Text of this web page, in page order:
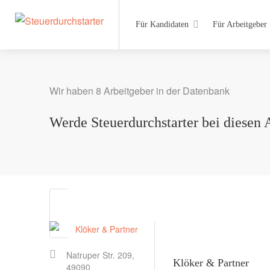
Für Kandidaten Für Arbeitgeber
Wir haben 8 Arbeitgeber in der Datenbank
Werde Steuerdurchstarter bei diesen
Natruper Str. 209,
49090
Klöker & Partner